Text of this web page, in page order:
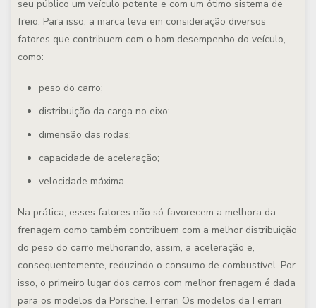
seu público um veículo potente e com um ótimo sistema de
freio. Para isso, a marca leva em consideração diversos
fatores que contribuem com o bom desempenho do veículo,
como:
peso do carro;
distribuição da carga no eixo;
dimensão das rodas;
capacidade de aceleração;
velocidade máxima.
Na prática, esses fatores não só favorecem a melhora da
frenagem como também contribuem com a melhor distribuição
do peso do carro melhorando, assim, a aceleração e,
consequentemente, reduzindo o consumo de combustível. Por
isso, o primeiro lugar dos carros com melhor frenagem é dada
para os modelos da Porsche. Ferrari Os modelos da Ferrari